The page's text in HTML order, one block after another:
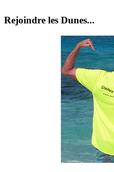
Rejoindre les Dunes...